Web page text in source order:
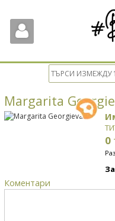
Margarita
0
Коментари